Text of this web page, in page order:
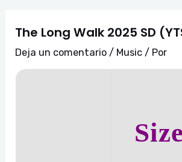
The Long Walk 2025 SD
Deja un comentario / Music / Por